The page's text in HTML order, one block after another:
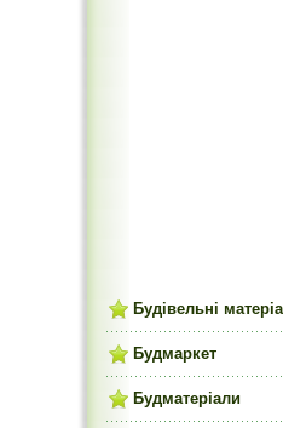
Будівельні
Будмаркет
Будматеріали